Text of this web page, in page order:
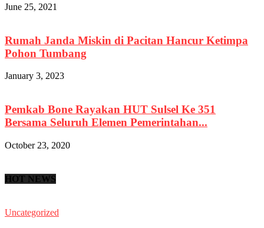
June 25, 2021
Rumah Janda Miskin di Pacitan Hancur Ketimpa
Pohon Tumbang
January 3, 2023
Pemkab Bone Rayakan HUT Sulsel Ke 351
Bersama Seluruh Elemen Pemerintahan...
October 23, 2020
HOT NEWS
Uncategorized